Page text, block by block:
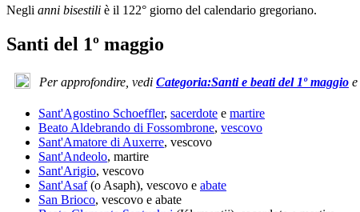
Negli anni bisestili è il 122° giorno del calendario gregoriano.
Santi del 1º maggio
Per approfondire, vedi Categoria:Santi e beati del 1º maggio e
Sant'Agostino Schoeffler, sacerdote e martire
Beato Aldebrando di Fossombrone, vescovo
Sant'Amatore di Auxerre, vescovo
Sant'Andeolo, martire
Sant'Arigio, vescovo
Sant'Asaf(o Asaph), vescovo e abate
San Brioco, vescovo e abate